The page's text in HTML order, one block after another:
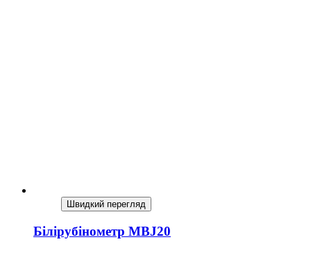
Швидкий перегляд
Білірубінометр MBJ20